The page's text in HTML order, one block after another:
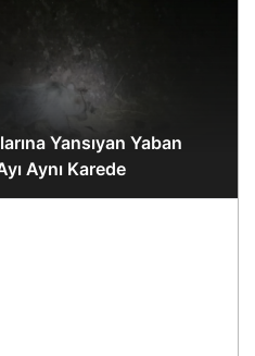
Yansıyan Yaban
Aynı Karede